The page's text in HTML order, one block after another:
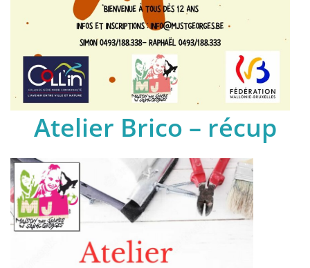
Atelier Brico – récup